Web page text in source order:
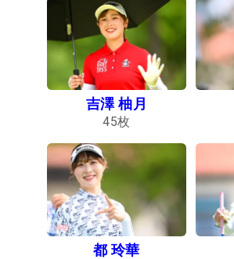
吉澤 柚月
45枚
都 玲華